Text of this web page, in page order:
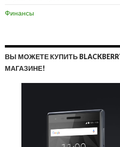
Финансы
ВЫ МОЖЕТЕ КУПИТЬ
МАГАЗИНЕ!